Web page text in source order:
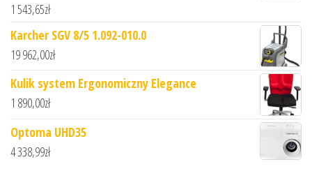
1 543,65zł
Karcher SGV 8/5 1.092-010.0
19 962,00zł
Kulik system Ergonomiczny Elegance
1 890,00zł
Optoma UHD35
4 338,99zł